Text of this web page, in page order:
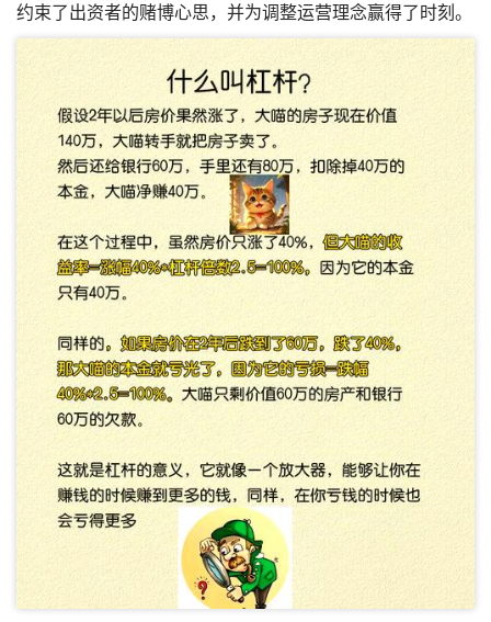
约束了出资者的赌博心思，并为调整运营理念赢得了时刻。